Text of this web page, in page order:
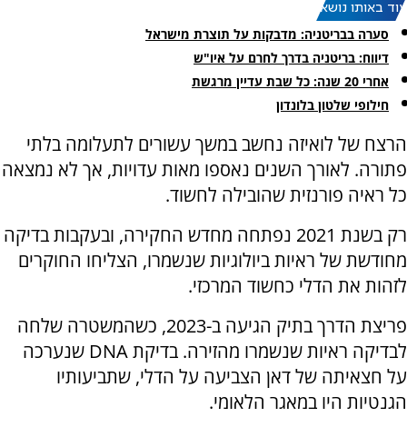
עוד באותו נושא:
סערה בבריטניה: מדבקות על תוצרת מישראל
דיווח: בריטניה בדרך לחרם על איו"ש
אחרי 20 שנה: כל שבת עדיין מרגשת
חילופי שלטון בלונדון
הרצח של לואיזה נחשב במשך עשורים לתעלומה בלתי
פתורה. לאורך השנים נאספו מאות עדויות, אך לא נמצאה
כל ראיה פורנזית שהובילה לחשוד.
רק בשנת 2021 נפתחה מחדש החקירה, ובעקבות בדיקה
מחודשת של ראיות ביולוגיות שנשמרו, הצליחו החוקרים
לזהות את הדלי כחשוד המרכזי.
פריצת הדרך בתיק הגיעה ב-2023, כשהמשטרה שלחה
לבדיקה ראיות שנשמרו מהזירה. בדיקת DNA שנערכה
על חצאיתה של דאן הצביעה על הדלי, שתביעותיו
הגנטיות היו במאגר הלאומי.